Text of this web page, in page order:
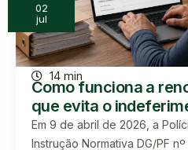
02
jul
14 min
Como funciona a
que evita o
Em 9 de abril de 2026, a
Instrução Normativa DG/PF nº